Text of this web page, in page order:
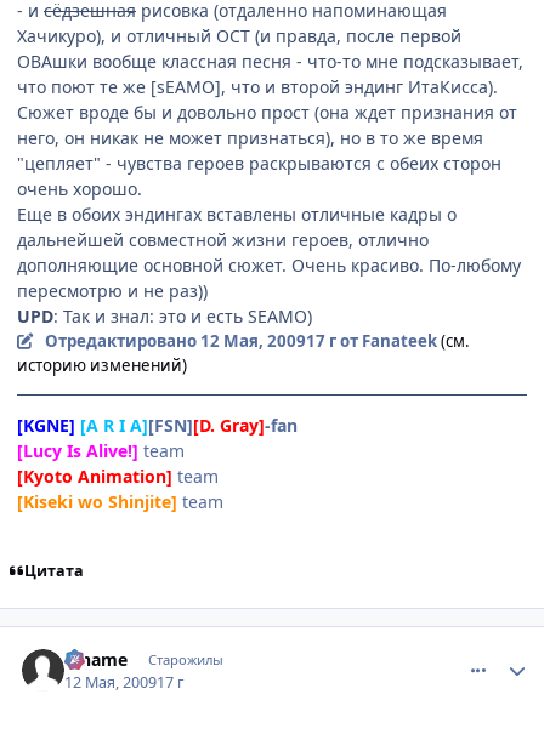
- и сёдзешная рисовка (отдаленно напоминающая
Хачикуро), и отличный ОСТ (и правда, после первой
ОВАшки вообще классная песня - что-то мне подсказывает,
что поют те же [sEAMO], что и второй эндинг ИтаКисса).
Сюжет вроде бы и довольно прост (она ждет признания от
него, он никак не может признаться), но в то же время
"цепляет" - чувства героев раскрываются с обеих сторон
очень хорошо.
Еще в обоих эндингах вставлены отличные кадры о
дальнейшей совместной жизни героев, отлично
дополняющие основной сюжет. Очень красиво. По-любому
пересмотрю и не раз))
UPD: Так и знал: это и есть SEAMO)
Отредактировано 12 Мая, 200917 гот Fanateek(см.
историю изменений)
[KGNE] [A R I A][FSN][D. Gray]-fan
[Lucy Is Alive!] team
[Kyoto Animation] team
[Kiseki wo Shinjite] team
Цитата
Riname Старожилы
12 Мая, 200917 г